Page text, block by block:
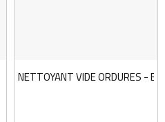
NETTOYANT VIDE ORDURES -